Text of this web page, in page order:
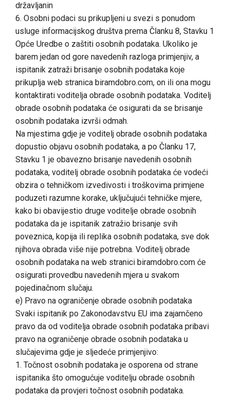
državljanin
6. Osobni podaci su prikupljeni u svezi s ponudom
usluge informacijskog društva prema Članku 8, Stavku 1
Opće Uredbe o zaštiti osobnih podataka. Ukoliko je
barem jedan od gore navedenih razloga primjenjiv, a
ispitanik zatraži brisanje osobnih podataka koje
prikuplja web stranica biramdobro.com, on ili ona mogu
kontaktirati voditelja obrade osobnih podataka. Voditelj
obrade osobnih podataka će osigurati da se brisanje
osobnih podataka izvrši odmah.
Na mjestima gdje je voditelj obrade osobnih podataka
dopustio objavu osobnih podataka, a po Članku 17,
Stavku 1 je obavezno brisanje navedenih osobnih
podataka, voditelj obrade osobnih podataka će vodeći
obzira o tehničkom izvedivosti i troškovima primjene
poduzeti razumne korake, uključujući tehničke mjere,
kako bi obavijestio druge voditelje obrade osobnih
podataka da je ispitanik zatražio brisanje svih
poveznica, kopija ili replika osobnih podataka, sve dok
njihova obrada više nije potrebna. Voditelj obrade
osobnih podataka na web stranici biramdobro.com će
osigurati provedbu navedenih mjera u svakom
pojedinačnom slučaju.
e) Pravo na ograničenje obrade osobnih podataka
Svaki ispitanik po Zakonodavstvu EU ima zajamčeno
pravo da od voditelja obrade osobnih podataka pribavi
pravo na ograničenje obrade osobnih podataka u
slučajevima gdje je sljedeće primjenjivo:
1. Točnost osobnih podataka je osporena od strane
ispitanika što omogućuje voditelju obrade osobnih
podataka da provjeri točnost osobnih podataka.